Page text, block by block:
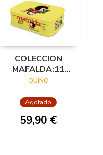
COLECCION
MAFALDA:11
TOMOS (LATA
QUINO
Agotado
59,90 €